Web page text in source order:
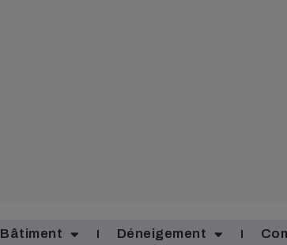
Bâtiment Déneigement